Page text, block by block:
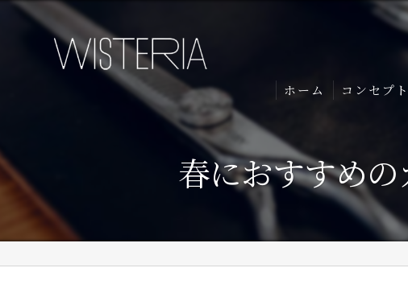
ホーム コンセプト
春におすすめ